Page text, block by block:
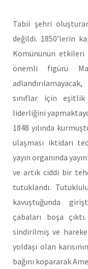
Tabii şehri
değildi. 1850’lerin
Komününün etkileri
önemli figürü
sınıflar için
liderliğini
1848 yılında
ulaşması iktidarı
yayın organında
ve artık ciddi bir
tutuklandı.
kavuştuğunda
çabaları boşa
sindirilmiş ve hareket
yoldaşı olan
bağını kopararak